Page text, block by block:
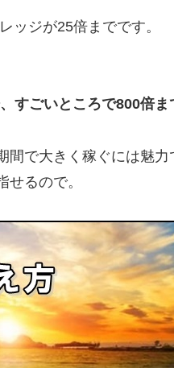
ッジが25倍までです。
すごいところで800倍ま
で大きく稼ぐには魅力
るので。